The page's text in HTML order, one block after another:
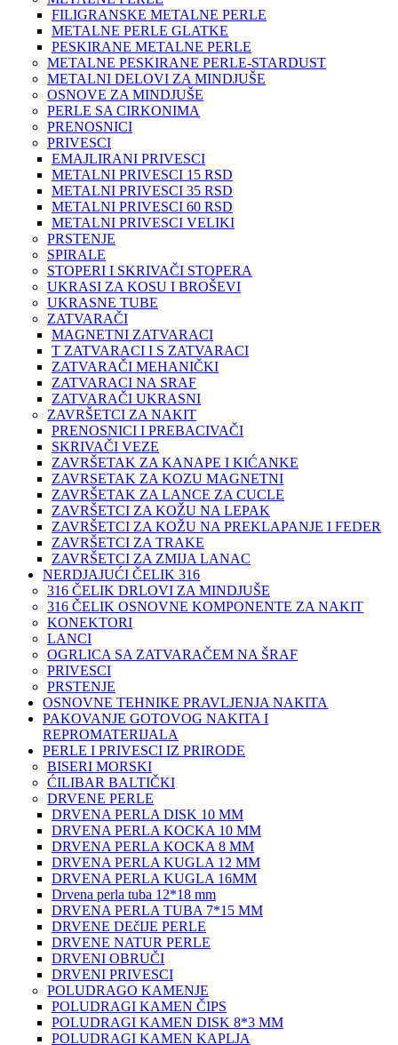
FILIGRANSKE METALNE PERLE
METALNE PERLE GLATKE
PESKIRANE METALNE PERLE
METALNE PESKIRANE PERLE-STARDUST
METALNI DELOVI ZA MINDJUŠE
OSNOVE ZA MINDJUŠE
PERLE SA CIRKONIMA
PRENOSNICI
PRIVESCI
EMAJLIRANI PRIVESCI
METALNI PRIVESCI 15 RSD
METALNI PRIVESCI 35 RSD
METALNI PRIVESCI 60 RSD
METALNI PRIVESCI VELIKI
PRSTENJE
SPIRALE
STOPERI I SKRIVAČI STOPERA
UKRASI ZA KOSU I BROŠEVI
UKRASNE TUBE
ZATVARAČI
MAGNETNI ZATVARACI
T ZATVARACI I S ZATVARACI
ZATVARAČI MEHANIČKI
ZATVARACI NA SRAF
ZATVARAČI UKRASNI
ZAVRŠETCI ZA NAKIT
PRENOSNICI I PREBACIVAČI
SKRIVAČI VEZE
ZAVRŠETAK ZA KANAPE I KIĆANKE
ZAVRSETAK ZA KOZU MAGNETNI
ZAVRŠETAK ZA LANCE ZA CUCLE
ZAVRŠETCI ZA KOŽU NA LEPAK
ZAVRŠETCI ZA KOŽU NA PREKLAPANJE I FEDER
ZAVRŠETCI ZA TRAKE
ZAVRŠETCI ZA ZMIJA LANAC
NERDJAJUĆI ČELIK 316
316 ČELIK DRLOVI ZA MINDJUŠE
316 ČELIK OSNOVNE KOMPONENTE ZA NAKIT
KONEKTORI
LANCI
OGRLICA SA ZATVARAČEM NA ŠRAF
PRIVESCI
PRSTENJE
OSNOVNE TEHNIKE PRAVLJENJA NAKITA
PAKOVANJE GOTOVOG NAKITA I
REPROMATERIJALA
PERLE I PRIVESCI IZ PRIRODE
BISERI MORSKI
ĆILIBAR BALTIČKI
DRVENE PERLE
DRVENA PERLA DISK 10 MM
DRVENA PERLA KOCKA 10 MM
DRVENA PERLA KOCKA 8 MM
DRVENA PERLA KUGLA 12 MM
DRVENA PERLA KUGLA 16MM
Drvena perla tuba 12*18 mm
DRVENA PERLA TUBA 7*15 MM
DRVENE DEčIJE PERLE
DRVENE NATUR PERLE
DRVENI OBRUČI
DRVENI PRIVESCI
POLUDRAGO KAMENJE
POLUDRAGI KAMEN ČIPS
POLUDRAGI KAMEN DISK 8*3 MM
POLUDRAGI KAMEN KAPLJA